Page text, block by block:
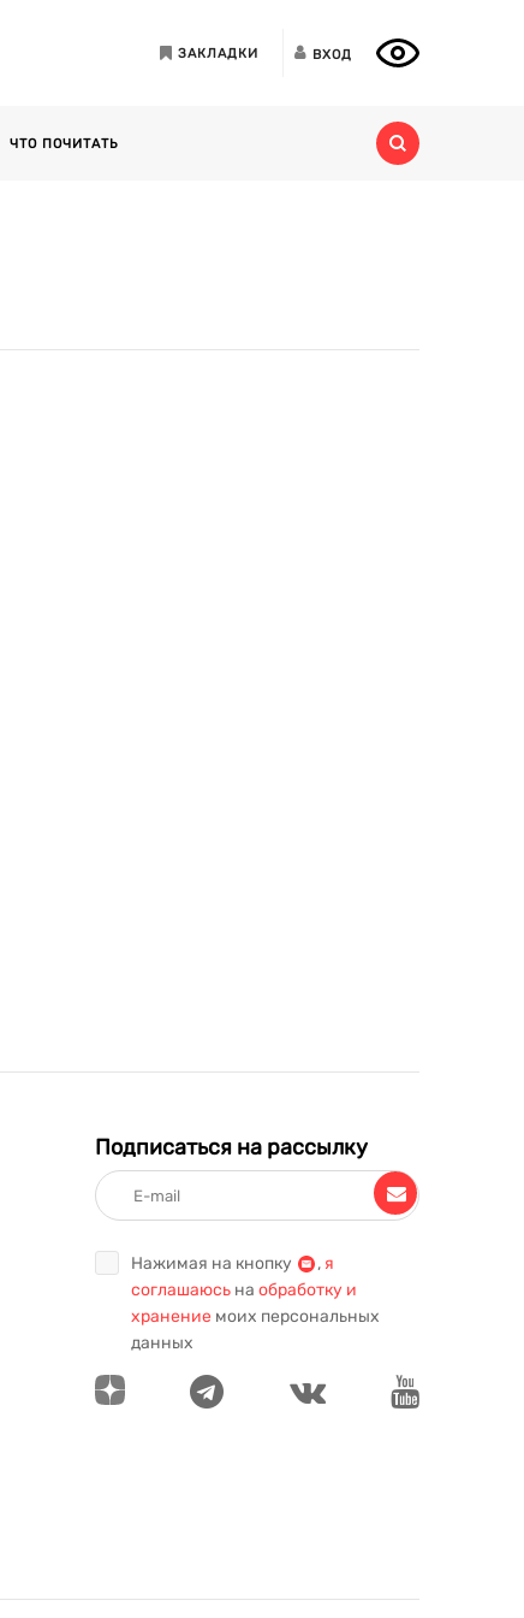
ЗАКЛАДКИ ВХОД
ЧТО ПОЧИТАТЬ
Подписаться на рассылку
Нажимая на кнопку , я
соглашаюсь на обработку и
хранение моих персональных
данных